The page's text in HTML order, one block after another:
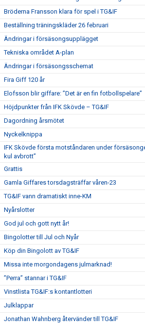
Bröderna Fransson klara för spel i TG&IF
Beställning träningskläder 26 februari
Ändringar i försäsongsupplägget
Tekniska området A-plan
Ändringar i försäsongsschemat
Fira Giff 120 år
Elofsson blir giffare: ”Det är en fin fotbollspelare”
Höjdpunkter från IFK Skövde – TG&IF
Dagordning årsmötet
Nyckelknippa
IFK Skövde första motståndaren under
kul avbrott”
Grattis
Gamla Giffares torsdagsträffar våren-23
TG&IF vann dramatiskt inne-KM
Nyårslotter
God jul och gott nytt år!
Bingolotter till Jul och Nyår
Köp din Bingolott av TG&IF
Missa inte morgondagens julmarknad!
”Perra” stannar i TG&IF
Vinstlista TG&IF:s kontantlotteri
Julklappar
Jonathan Wahnberg återvänder till TG&IF